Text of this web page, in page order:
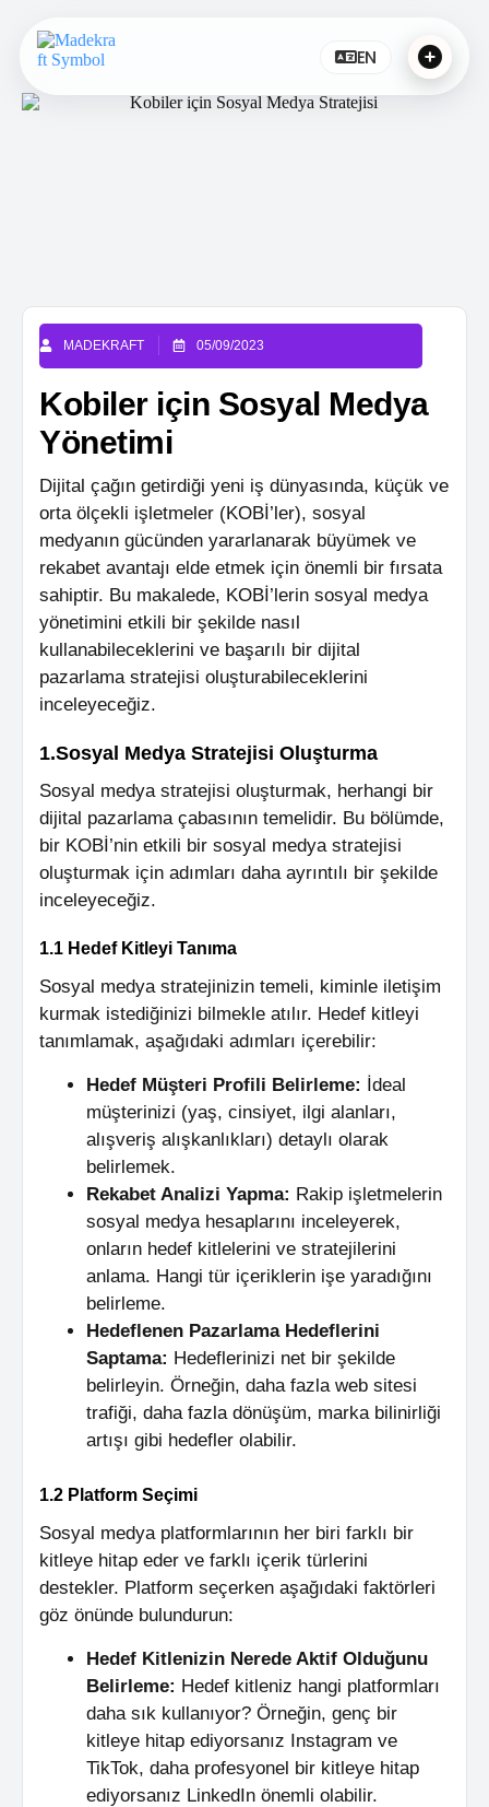
EN
MADEKRAFT 05/09/2023
Kobiler için Sosyal Medya
Yönetimi
Dijital çağın getirdiği yeni iş dünyasında, küçük ve
orta ölçekli işletmeler (KOBİ’ler), sosyal
medyanın gücünden yararlanarak büyümek ve
rekabet avantajı elde etmek için önemli bir fırsata
sahiptir. Bu makalede, KOBİ’lerin sosyal medya
yönetimini etkili bir şekilde nasıl
kullanabileceklerini ve başarılı bir dijital
pazarlama stratejisi oluşturabileceklerini
inceleyeceğiz.
1.Sosyal Medya Stratejisi Oluşturma
Sosyal medya stratejisi oluşturmak, herhangi bir
dijital pazarlama çabasının temelidir. Bu bölümde,
bir KOBİ’nin etkili bir sosyal medya stratejisi
oluşturmak için adımları daha ayrıntılı bir şekilde
inceleyeceğiz.
1.1 Hedef Kitleyi Tanıma
Sosyal medya stratejinizin temeli, kiminle iletişim
kurmak istediğinizi bilmekle atılır. Hedef kitleyi
tanımlamak, aşağıdaki adımları içerebilir:
Hedef Müşteri Profili Belirleme: İdeal
müşterinizi (yaş, cinsiyet, ilgi alanları,
alışveriş alışkanlıkları) detaylı olarak
belirlemek.
Rekabet Analizi Yapma: Rakip işletmelerin
sosyal medya hesaplarını inceleyerek,
onların hedef kitlelerini ve stratejilerini
anlama. Hangi tür içeriklerin işe yaradığını
belirleme.
Hedeflenen Pazarlama Hedeflerini
Saptama: Hedeflerinizi net bir şekilde
belirleyin. Örneğin, daha fazla web sitesi
trafiği, daha fazla dönüşüm, marka bilinirliği
artışı gibi hedefler olabilir.
1.2 Platform Seçimi
Sosyal medya platformlarının her biri farklı bir
kitleye hitap eder ve farklı içerik türlerini
destekler. Platform seçerken aşağıdaki faktörleri
göz önünde bulundurun:
Hedef Kitlenizin Nerede Aktif Olduğunu
Belirleme: Hedef kitleniz hangi platformları
daha sık kullanıyor? Örneğin, genç bir
kitleye hitap ediyorsanız Instagram ve
TikTok, daha profesyonel bir kitleye hitap
ediyorsanız LinkedIn önemli olabilir.